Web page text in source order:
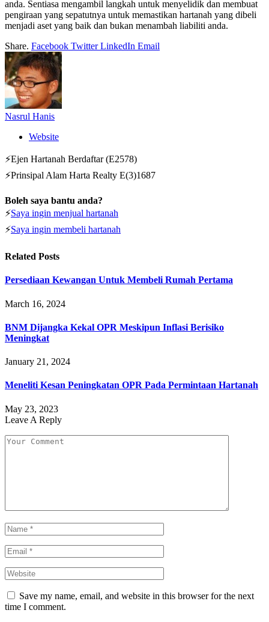
anda. Sentiasa mengambil langkah untuk menyelidik dan membuat
pengiraan yang sepatutnya untuk memastikan hartanah yang dibeli
menjadi aset yang baik dan bukan menambah liabiliti anda.
Share. Facebook Twitter LinkedIn Email
Nasrul Hanis
Website
⚡Ejen Hartanah Berdaftar (E2578)
⚡Prinsipal Alam Harta Realty E(3)1687
Boleh saya bantu anda?
⚡Saya ingin menjual hartanah
⚡Saya ingin membeli hartanah
Related Posts
Persediaan Kewangan Untuk Membeli Rumah Pertama
March 16, 2024
BNM Dijangka Kekal OPR Meskipun Inflasi Berisiko
Meningkat
January 21, 2024
Meneliti Kesan Peningkatan OPR Pada Permintaan Hartanah
May 23, 2023
Leave A Reply
Save my name, email, and website in this browser for the next
time I comment.